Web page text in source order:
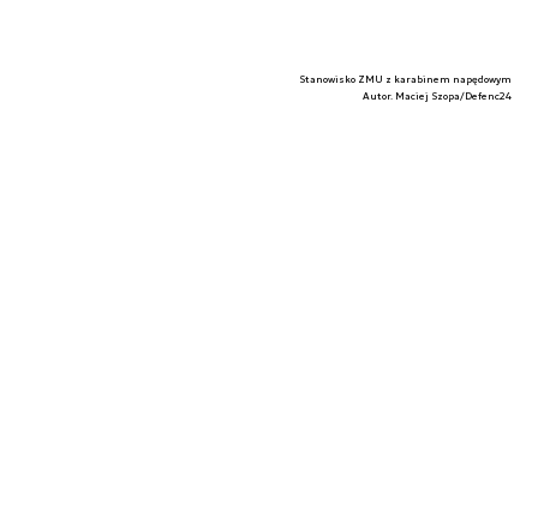
Stanowisko ZMU z karabinem napędowym
Autor. Maciej Szopa/Defenc24